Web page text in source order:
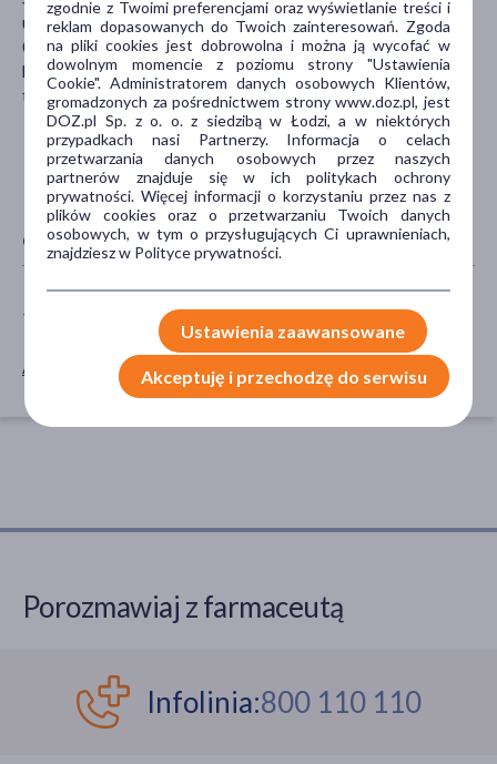
ul. Żelazna 51/53
00-841 Warszawa
https://support-pl.sodastream.com/hc/pl/requests/new?
ticket_form_id=1260809943249
CECHY PRODUKTU
TYP PRODUKTU
Akcesoria
Porozmawiaj z farmaceutą
Infolinia:800 110 110
zgodnie z Twoimi preferencjami oraz wyświetlanie treści i
reklam dopasowanych do Twoich zainteresowań. Zgoda
na pliki cookies jest dobrowolna i można ją wycofać w
dowolnym momencie z poziomu strony "Ustawienia
Cookie". Administratorem danych osobowych Klientów,
gromadzonych za pośrednictwem strony www.doz.pl, jest
DOZ.pl Sp. z o. o. z siedzibą w Łodzi, a w niektórych
przypadkach nasi Partnerzy. Informacja o celach
przetwarzania danych osobowych przez naszych
partnerów znajduje się w ich politykach ochrony
prywatności. Więcej informacji o korzystaniu przez nas z
plików cookies oraz o przetwarzaniu Twoich danych
osobowych, w tym o przysługujących Ci uprawnieniach,
znajdziesz w Polityce prywatności.
Ustawienia zaawansowane
Akceptuję i przechodzę do serwisu